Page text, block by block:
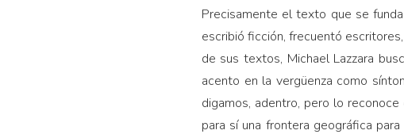
Precisamente el texto que se
escribió ficción, frecuentó
de sus textos, Michael Lazzara
acento en la vergüenza como
digamos, adentro, pero lo
para sí una frontera geográfica